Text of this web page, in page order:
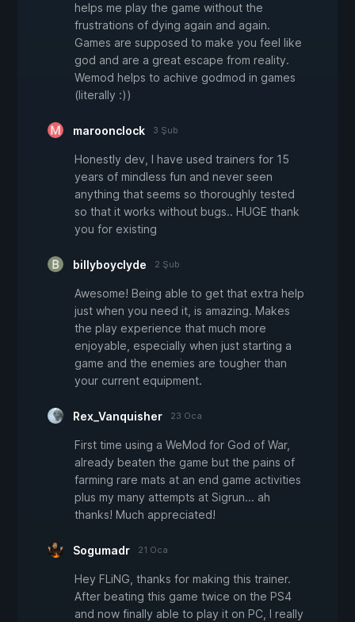
helps me play the game without the
frustrations of dying again and again.
Games are supposed to make you feel like
god and are a great escape from reality.
Wemod helps to achive godmod in games
(literally :))
maroonclock 3 Şub
Honestly dev, I have used trainers for 15
years of mindless fun and never seen
anything that seems so thoroughly tested
so that it works without bugs.. HUGE thank
you for existing
billyboyclyde 2 Şub
Awesome! Being able to get that extra help
just when you need it, is amazing. Makes
the play experience that much more
enjoyable, especially when just starting a
game and the enemies are tougher than
your current equipment.
Rex_Vanquisher 23 Oca
First time using a WeMod for God of War,
already beaten the game but the pains of
farming rare mats at an end game activities
plus my many attempts at Sigrun... ah
thanks! Much appreciated!
Sogumadr 21 Oca
Hey FLiNG, thanks for making this trainer.
After beating this game twice on the PS4
and now finally able to play it on PC, I really